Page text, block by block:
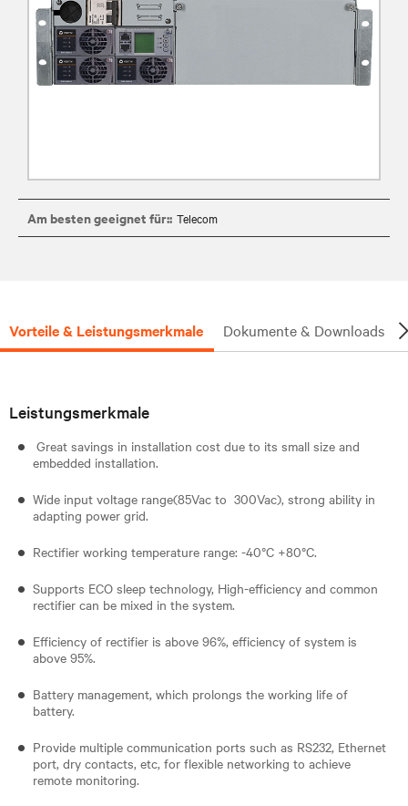
Am besten geeignet für:: Telecom
Vorteile & Leistungsmerkmale Dokumente & Downloads
Leistungsmerkmale
Great savings in installation cost due to its small size and
embedded installation.
Wide input voltage range(85Vac to 300Vac), strong ability in
adapting power grid.
Rectifier working temperature range: -40°C +80°C.
Supports ECO sleep technology, High-efficiency and common
rectifier can be mixed in the system.
Efficiency of rectifier is above 96%, efficiency of system is
above 95%.
Battery management, which prolongs the working life of
battery.
Provide multiple communication ports such as RS232, Ethernet
port, dry contacts, etc, for flexible networking to achieve
remote monitoring.